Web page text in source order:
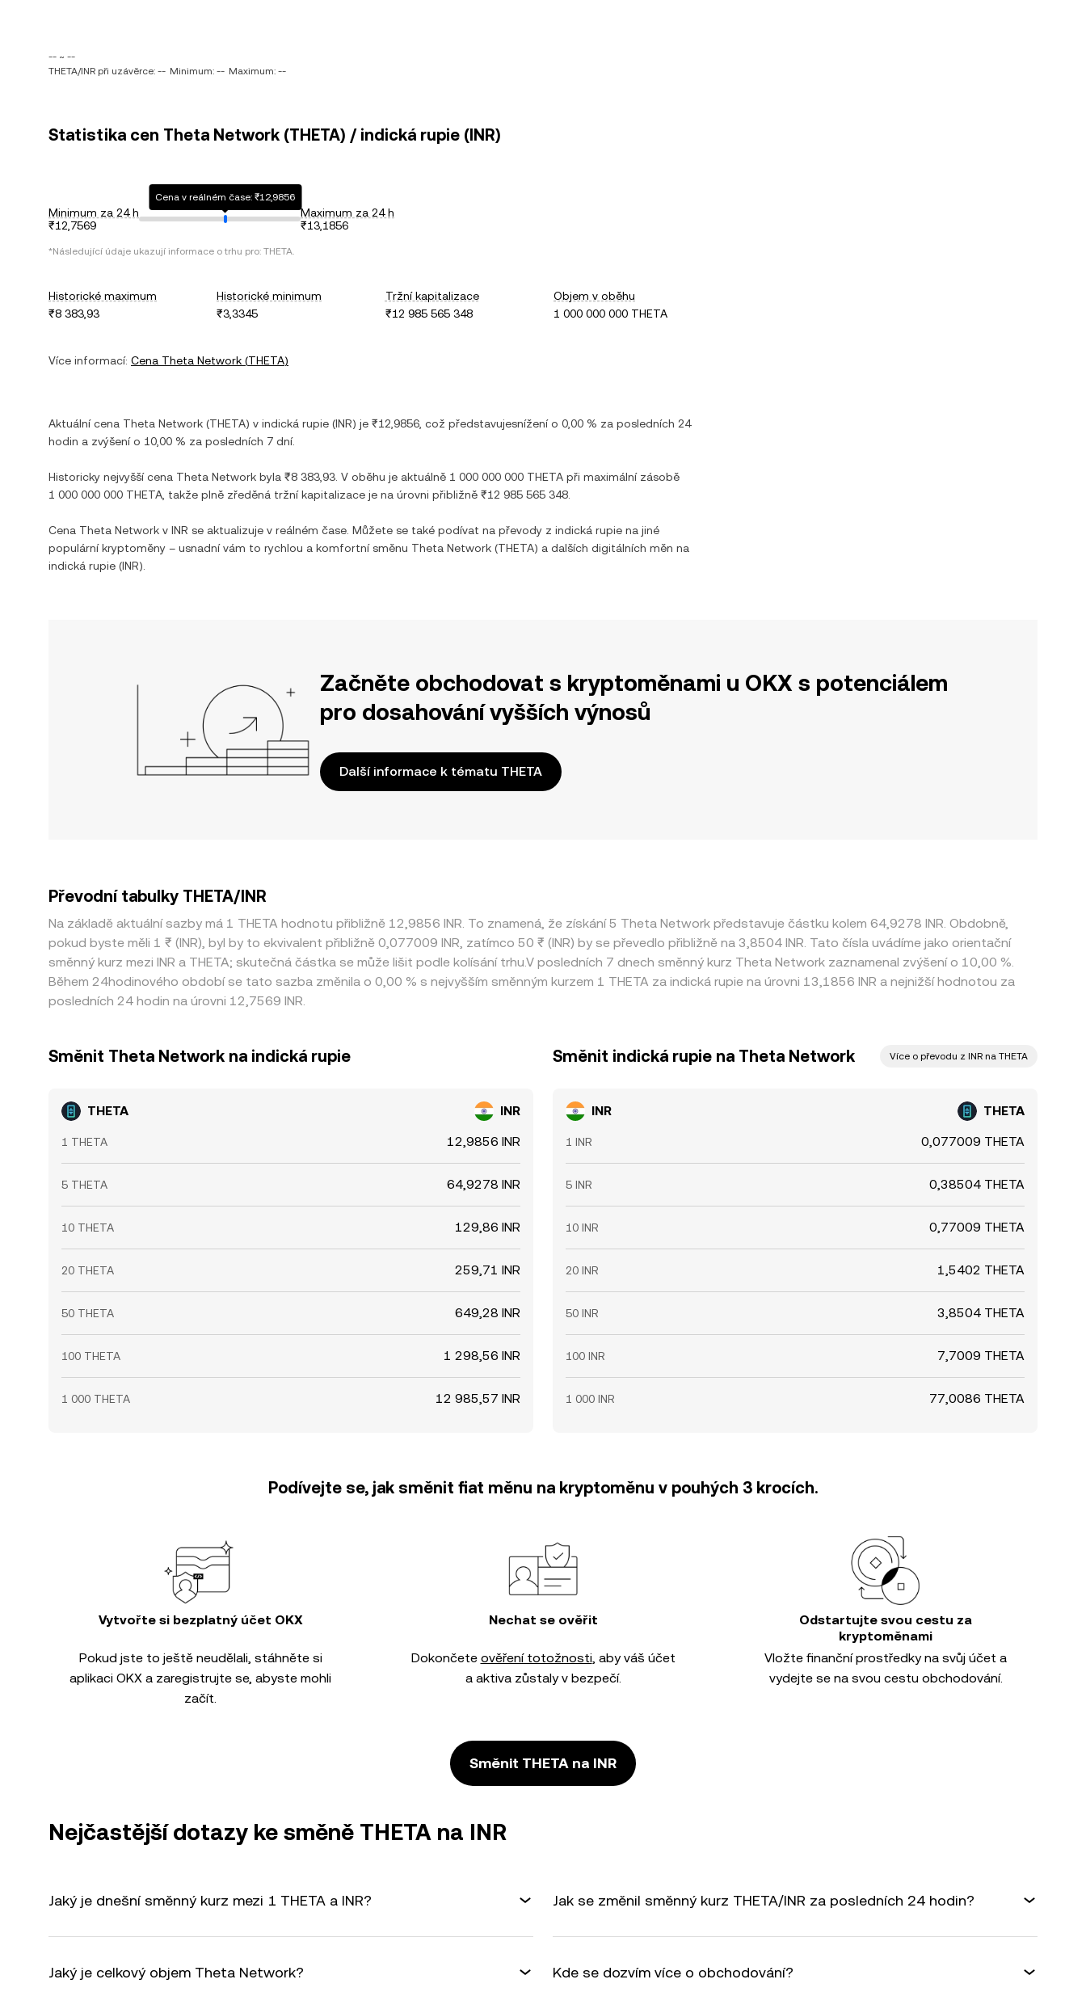
-- ~ --
THETA/INR při uzávěrce: -- Minimum: -- Maximum: --
Statistika cen Theta Network (THETA) / indická rupie (INR)
Minimum za 24 h
₹12,7569
Cena v reálném čase: ₹12,9856
Maximum za 24 h
₹13,1856
*Následující údaje ukazují informace o trhu pro: THETA.
Historické maximum
₹8 383,93
Historické minimum
₹3,3345
Tržní kapitalizace
₹12 985 565 348
Objem v oběhu
1 000 000 000 THETA
Více informací: Cena Theta Network (THETA)
Aktuální cena Theta Network (THETA) v indická rupie (INR) je ₹12,9856 , což představujesníženío 0,00 % za posledních 24
hodin a zvýšenío 10,00 % za posledních 7 dní.
Historicky nejvyšší cena Theta Network byla ₹8 383,93 . V oběhu je aktuálně 1 000 000 000 THETA při maximální zásobě
1 000 000 000 THETA , takže plně zředěná tržní kapitalizace je na úrovni přibližně ₹12 985 565 348
Cena Theta Network v INR se aktualizuje v reálném čase. Můžete se také podívat na převody z indická rupie na jiné
populární kryptoměny – usnadní vám to rychlou a komfortní směnu Theta Network (THETA) a dalších digitálních měn na
indická rupie (INR).
Začněte obchodovat s kryptoměnami u OKX s potenciálem
pro dosahování vyšších výnosů
Další informace k tématu THETA
Převodní tabulky THETA/INR
Na základě aktuální sazby má 1 THETA hodnotu přibližně 12,9856 INR. To znamená, že získání 5 Theta Network představuje částku kolem 64,9278 INR. Obdobně,
pokud byste měli 1 ₹ (INR), byl by to ekvivalent přibližně 0,077009 INR, zatímco 50 ₹ (INR) by se převedlo přibližně na 3,8504 INR. Tato čísla uvádíme jako orientační
směnný kurz mezi INR a THETA; skutečná částka se může lišit podle kolísání trhu.V posledních 7 dnech směnný kurz Theta Network zaznamenal zvýšení o 10,00 %.
Během 24hodinového období se tato sazba změnila o 0,00 % s nejvyšším směnným kurzem 1 THETA za indická rupie na úrovni 13,1856 INR a nejnižší hodnotou za
posledních 24 hodin na úrovni 12,7569 INR.
Směnit Theta Network na indická rupie
THETA INR
1 THETA 12,9856 INR
5 THETA 64,9278 INR
10 THETA 129,86 INR
20 THETA 259,71 INR
50 THETA 649,28 INR
100 THETA 1 298,56 INR
1 000 THETA 12 985,57 INR
Směnit indická rupie na Theta Network Více o převodu z INR na THETA
INR THETA
1 INR 0,077009 THETA
5 INR 0,38504 THETA
10 INR 0,77009 THETA
20 INR 1,5402 THETA
50 INR 3,8504 THETA
100 INR 7,7009 THETA
1 000 INR 77,0086 THETA
Podívejte se, jak směnit fiat měnu na kryptoměnu v pouhých 3 krocích.
Vytvořte si bezplatný účet OKX
Pokud jste to ještě neudělali, stáhněte si
aplikaci OKX a zaregistrujte se, abyste mohli
začít.
Nechat se ověřit
Dokončete ověření totožnosti, aby váš účet
a aktiva zůstaly v bezpečí.
Odstartujte svou cestu za
kryptoměnami
Vložte finanční prostředky na svůj účet a
vydejte se na svou cestu obchodování.
Směnit THETA na INR
Nejčastější dotazy ke směně THETA na INR
Jaký je dnešní směnný kurz mezi 1 THETA a INR? Jak se změnil směnný kurz THETA/INR za posledních 24 hodin?
Jaký je celkový objem Theta Network? Kde se dozvím více o obchodování?